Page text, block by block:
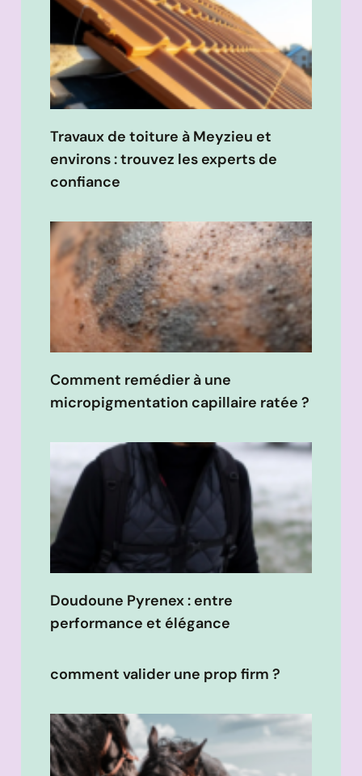
Travaux de toiture à Meyzieu et
environs : trouvez les experts de
confiance
Comment remédier à une
micropigmentation capillaire ratée ?
Doudoune Pyrenex : entre
performance et élégance
comment valider une prop firm ?